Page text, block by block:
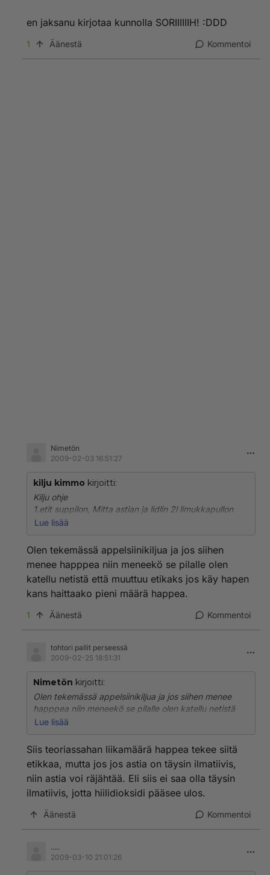
en jaksanu kirjotaa kunnolla SORIIIIIIH! :DDD
1 Äänestä Kommentoi
Nimetön
2009-02-03 16:51:27
kilju kimmo kirjoitti:
Kilju ohje
1.etit suppilon, Mitta astian ja lidlin 2l limukkapullon
sitkans peset sen hyvin.
ottaa pois tai laittaa raolleen)
2. hankit 1.5/1.9l vettä,3dl suggar, 1tl pikahiivaa.
veden määrän mukaan muut aineet suhteessa
perusohjeeseen
3. kaada pulloon 3desii sokerii, sitte lurautat päälle
kiehuva vettä sen verran että sokeri liukenee kuumaan
pitää tulla vähän yli kädenlämpöist vettä(abut25
asteista vettä), pulloon kannattaa jättää hieman tilaa
esm. 1-2dl
5. ja sitten sinne 1.5 litran satsiin heitetään semmone 1tl
6. hiivapussin takana lukee käymis aika.. eli semmone
3-5 päivää on luultavasti tarpeeks.
käyminen alkaa heti tai kohta ravistuksen ja
sekoituksen jälkeen. sitte heitä se johonkin piiloon
vanhemmilta !WARNING! kilju haisee mutta sen
7. tärkeää! sitten kun suhina pullossa on loppu tai
vähäistä niin sitten viet sen pytyn esm. parvekkeelle
Lue lisää
Olen tekemässä appelsiinikiljua ja jos siihen
menee happpea niin meneekö se pilalle olen
katellu netistä että muuttuu etikaks jos käy hapen
kans haittaako pieni määrä happea.
1 Äänestä Kommentoi
tohtori pallit perseessä
2009-02-25 18:51:31
Nimetön kirjoitti:
Olen tekemässä appelsiinikiljua ja jos siihen menee
happpea niin meneekö se pilalle olen katellu netistä
että muuttuu etikaks jos käy hapen kans haittaako
Lue lisää
Siis teoriassahan liikamäärä happea tekee siitä
etikkaa, mutta jos jos astia on täysin ilmatiivis,
niin astia voi räjähtää. Eli siis ei saa olla täysin
ilmatiivis, jotta hiilidioksidi pääsee ulos.
Äänestä Kommentoi
.....
2009-03-10 21:01:26